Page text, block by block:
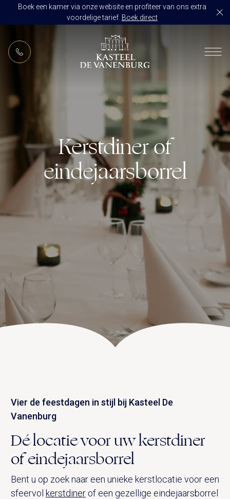
Boek een kamer via onze website en profiteer van ons extra
voordelige tarief. Boek direct
NL
BRASSERIE DE HOEVE
CULINAIR GENIETEN ARRANGEMENT
KAMERS
TROUWZALEN
VOORBEELDOFFERTE
BRUIDSSUITE
TROUWLOCATIE ROUTE
ARRANGEMENTEN
ACTIVITEITEN
CONGRES OF CONFERENTIE
EVENEMENT
VERGADEREN MET OVERNACHTING
JUBILEUM
FEEST
GROEPSDINER
OVER KASTEEL DE VANENBURG
GESCHIEDENIS
PLATTEGROND
VERHALEN
IN DE OMGEVING
HUISREGELS EN VEELGESTELDE VRAGEN
Vanenburgerallee 13
3882 RH Putten
Route plannen
Kerstdiner of
eindejaarsborrel
Vier de feestdagen in stijl bij Kasteel De
Vanenburg
Dé locatie voor uw kerstdiner
of eindejaarsborrel
Bent u op zoek naar een unieke kerstlocatie voor een
sfeervol kerstdiner of een gezellige eindejaarsborrel